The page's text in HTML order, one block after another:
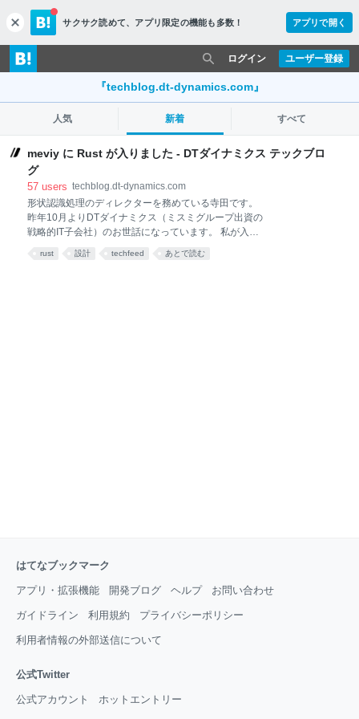
c
l
o
s
サクサク読めて、 アプリ限定の機能も多数！ アプリで開く
ユーザー登録
ログイン
『techblog.dt-dynamics.com』
人気 新着 すべて
meviy に Rust が入りました - DTダイナミクス テックブロ
グ
57 users techblog.dt-dynamics.com
形状認識処理のディレクターを務めている寺田です。
昨年10月よりDTダイナミクス（ミスミグループ出資の
戦略的IT子会社）のお世話になっています。 私が入社
した時点では meviy の形状認識はすべて C++ で書か
れていましたが、そこに Rust を導入したというお話
rust 設計 techfeed あとで読む
はてなブックマーク
アプリ・拡張機能 開発ブログ ヘルプ お問い合わせ
ガイドライン 利用規約 プライバシーポリシー
利用者情報の外部送信について
公式Twitter
公式アカウント ホットエントリー